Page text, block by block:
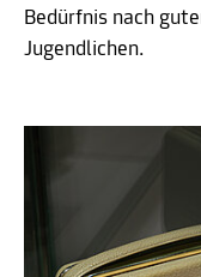
Bedürfnis nach
Jugendlichen.